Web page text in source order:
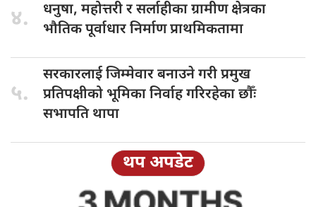
४. धनुषा, महोत्तरीर सर्लाहीका ग्रामीण क्षेत्रका
भौतिक पूर्वाधार निर्माण प्राथमिकतामा
५.
सरकारलाई जिम्मेवारबनाउने गरी प्रमुख
प्रतिपक्षीको भूमिका निर्वाह गरिरहेका छौँः
सभापति थापा
थप अपडेट